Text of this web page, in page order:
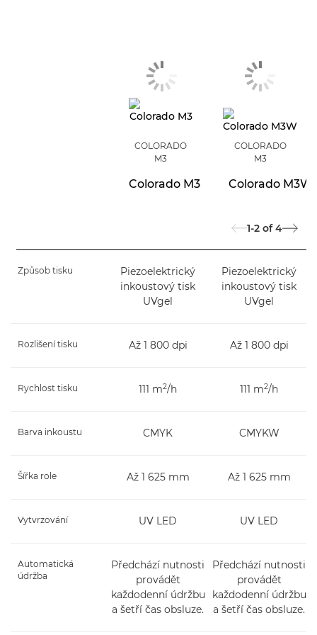
COLORADO
M3
Colorado M3
COLORADO
M3
Colorado M3W
1-2 of 4
Způsob tisku
Piezoelektrický
inkoustový tisk
UVgel
Piezoelektrický
inkoustový tisk
UVgel
Rozlišení tisku Až 1 800 dpi Až 1 800 dpi
Rychlost tisku 111 m2/h 111 m2/h
Barva inkoustu CMYK CMYKW
Šířka role Až 1 625 mm Až 1 625 mm
Vytvrzování UV LED UV LED
Automatická
údržba
Předchází nutnosti
provádět
každodenní údržbu
a šetří čas obsluze.
Předchází nutnosti
provádět
každodenní údržbu
a šetří čas obsluze.